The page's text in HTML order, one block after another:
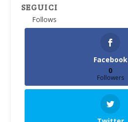
SEGUICI
Follows
Facebook
0
Followers